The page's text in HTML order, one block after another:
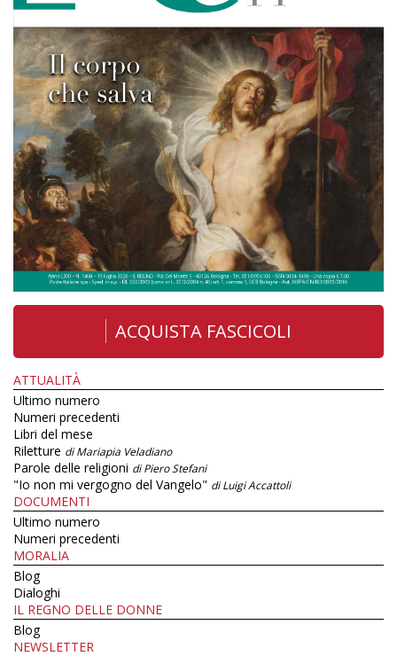
ACQUISTA FASCICOLI
ATTUALITÀ
Ultimo numero
Numeri precedenti
Libri del mese
Riletture di Mariapia Veladiano
Parole delle religioni di Piero Stefani
"Io non mi vergogno del Vangelo" di Luigi Accattoli
DOCUMENTI
Ultimo numero
Numeri precedenti
MORALIA
Blog
Dialoghi
IL REGNO DELLE DONNE
Blog
NEWSLETTER